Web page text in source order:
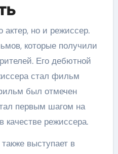
актер, но и режиссер.
которые получили
Его дебютной
стал фильм
был отмечен
первым шагом на
качестве режиссера.
выступает в